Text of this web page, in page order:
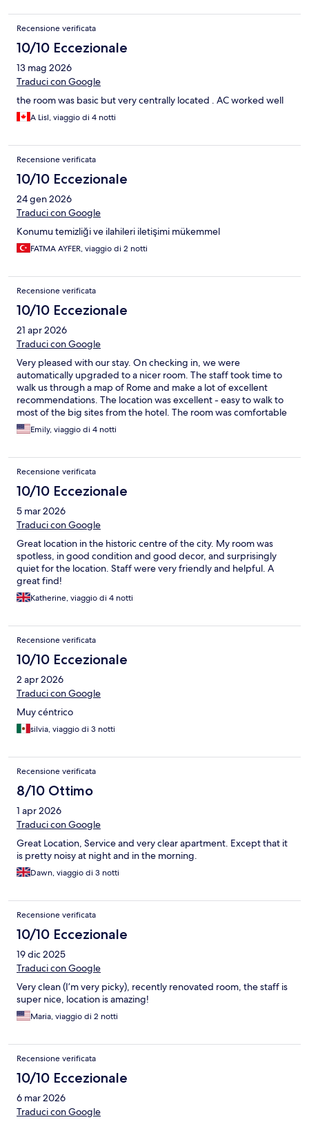
Recensione verificata
10/10 Eccezionale
13 mag 2026
Traduci con Google
the room was basic but very centrally located . AC worked well
A Lisl, viaggio di 4 notti
Recensione verificata
10/10 Eccezionale
24 gen 2026
Traduci con Google
Konumu temizliği ve ilahileri iletişimi mükemmel
FATMA AYFER, viaggio di 2 notti
Recensione verificata
10/10 Eccezionale
21 apr 2026
Traduci con Google
Very pleased with our stay. On checking in, we were
automatically upgraded to a nicer room. The staff took time to
walk us through a map of Rome and make a lot of excellent
recommendations. The location was excellent - easy to walk to
most of the big sites from the hotel. The room was comfortable
and quiet. The bed was cozy and the AC worked well.
Complimentary water was provided on the first night and that
Emily, viaggio di 4 notti
Recensione verificata
10/10 Eccezionale
5 mar 2026
Traduci con Google
Great location in the historic centre of the city. My room was
spotless, in good condition and good decor, and surprisingly
quiet for the location. Staff were very friendly and helpful. A
great find!
Katherine, viaggio di 4 notti
Recensione verificata
10/10 Eccezionale
2 apr 2026
Traduci con Google
Muy céntrico
silvia, viaggio di 3 notti
Recensione verificata
8/10 Ottimo
1 apr 2026
Traduci con Google
Great Location, Service and very clear apartment. Except that it
is pretty noisy at night and in the morning.
Dawn, viaggio di 3 notti
Recensione verificata
10/10 Eccezionale
19 dic 2025
Traduci con Google
Very clean (I’m very picky), recently renovated room, the staff is
super nice, location is amazing!
Maria, viaggio di 2 notti
Recensione verificata
10/10 Eccezionale
6 mar 2026
Traduci con Google